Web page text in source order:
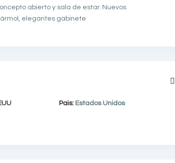
abierto y sala de estar. Nuevos
elegantes gabinete
Pais: Estados Unidos